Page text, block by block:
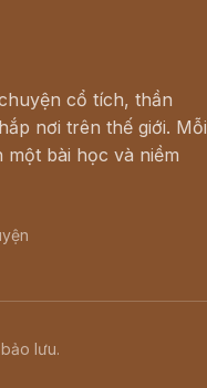
cổ tích, thần
nơi trên thế giới. Mỗi
bài học và niềm
lưu.